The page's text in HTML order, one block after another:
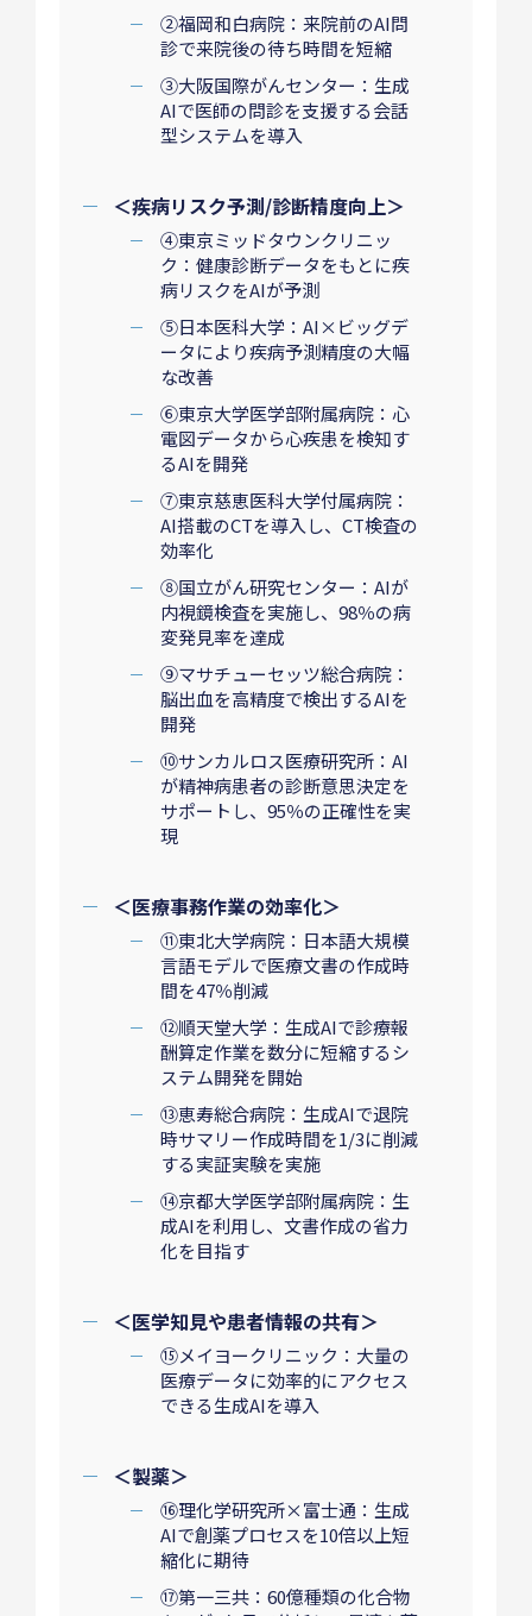
②福岡和白病院：来院前のAI問
診で来院後の待ち時間を短縮
③大阪国際がんセンター：生成
AIで医師の問診を支援する会話
型システムを導入
＜疾病リスク予測/診断精度向上＞
④東京ミッドタウンクリニッ
ク：健康診断データをもとに疾
病リスクをAIが予測
⑤日本医科大学：AI×ビッグデ
ータにより疾病予測精度の大幅
な改善
⑥東京大学医学部附属病院：心
電図データから心疾患を検知す
るAIを開発
⑦東京慈恵医科大学付属病院：
AI搭載のCTを導入し、CT検査の
効率化
⑧国立がん研究センター：AIが
内視鏡検査を実施し、98％の病
変発見率を達成
⑨マサチューセッツ総合病院：
脳出血を高精度で検出するAIを
開発
⑩サンカルロス医療研究所：AI
が精神病患者の診断意思決定を
サポートし、95％の正確性を実
現
＜医療事務作業の効率化＞
⑪東北大学病院：日本語大規模
言語モデルで医療文書の作成時
間を47％削減
⑫順天堂大学：生成AIで診療報
酬算定作業を数分に短縮するシ
ステム開発を開始
⑬恵寿総合病院：生成AIで退院
時サマリー作成時間を1/3に削減
する実証実験を実施
⑭京都大学医学部附属病院：生
成AIを利用し、文書作成の省力
化を目指す
＜医学知見や患者情報の共有＞
⑮メイヨークリニック：大量の
医療データに効率的にアクセス
できる生成AIを導入
＜製薬＞
⑯理化学研究所×富士通：生成
AIで創薬プロセスを10倍以上短
縮化に期待
⑰第一三共：60億種類の化合物